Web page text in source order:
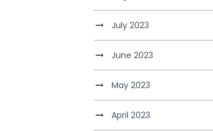
July 2023
June 2023
May 2023
April 2023